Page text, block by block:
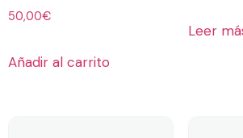
50,00€
Añadir al carrito
Leer